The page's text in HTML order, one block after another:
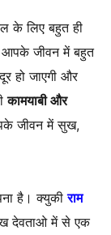
के लिए बहुत ही
जीवन में बहुत
हो जाएगी और
कामयाबी और
जीवन में सुख,
है। क्युकीराम
देवताओ में से एक